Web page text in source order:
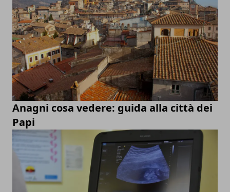
Anagni cosa vedere: guida alla città dei
Papi